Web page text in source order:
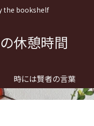
the bookshelf
休憩時間
時には賢者の言葉